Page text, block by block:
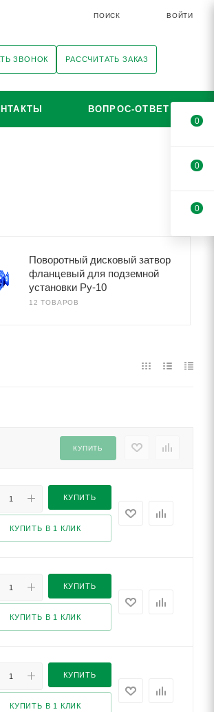
ПОИСК ВОЙТИ
ЗВОНОК РАССЧИТАТЬ ЗАКАЗ
ВОПРОС-ОТВЕТ
Поворотный дисковый затвор
фланцевый для подземной
установки Ру-10
12 ТОВАРОВ
КУПИТЬ
КУПИТЬ
КУПИТЬ В 1 КЛИК
КУПИТЬ
КУПИТЬ В 1 КЛИК
КУПИТЬ
КУПИТЬ В 1 КЛИК
0
0
0